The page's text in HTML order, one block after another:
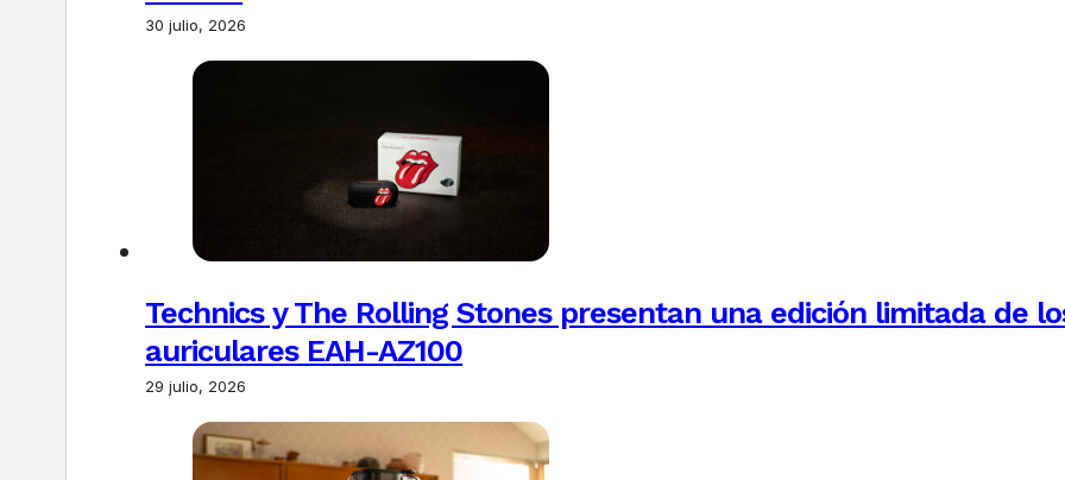
30 julio, 2026
Technics y The Rolling Stones presentan una edición limitada de
auriculares EAH-AZ100
29 julio, 2026